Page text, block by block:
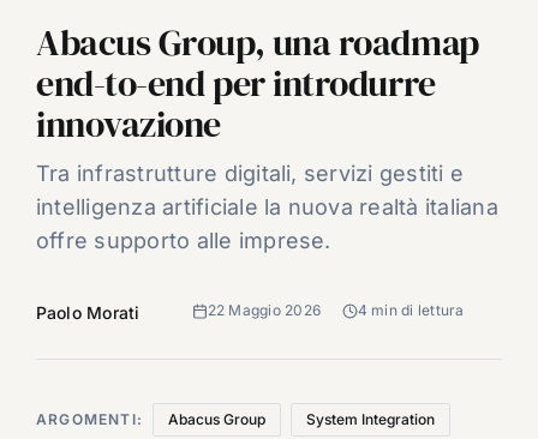
VIDEO
EVENTI
CHI SIAMO
Abacus Group, una roadmap
end-to-end per introdurre
innovazione
Tra infrastrutture digitali, servizi gestiti e
intelligenza artificiale la nuova realtà italiana
offre supporto alle imprese.
Paolo Morati 22 Maggio 2026 4 min di lettura
ARGOMENTI: Abacus Group System Integration